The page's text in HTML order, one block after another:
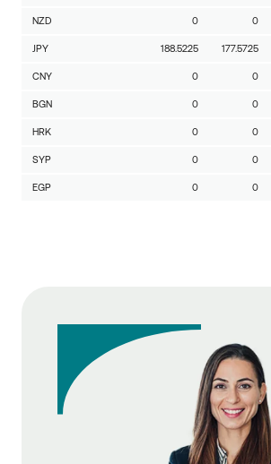
NZD 0 0
JPY 188.5225 177.5725
CNY 0 0
BGN 0 0
HRK 0 0
SYP 0 0
EGP 0 0